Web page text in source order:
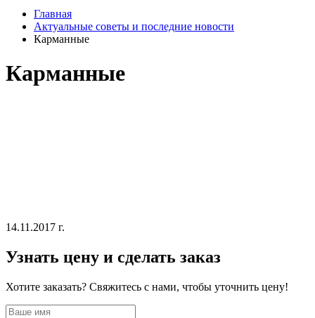
Главная
Актуальные советы и последние новости
Карманные
Карманные
14.11.2017 г.
Узнать цену и сделать заказ
Хотите заказать? Свяжитесь с нами, чтобы уточнить цену!